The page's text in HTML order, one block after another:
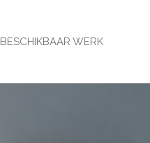
BESCHIKBAAR WERK